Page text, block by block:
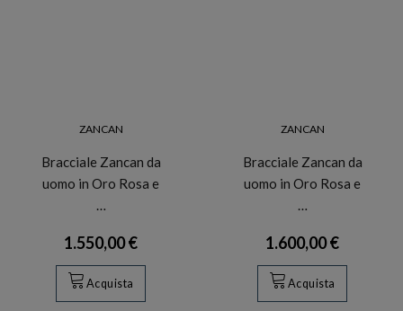
ZANCAN
Bracciale Zancan da
uomo in Oro Rosa e
…
1.550,00 €
Acquista
ZANCAN
Bracciale Zancan da
uomo in Oro Rosa e
…
1.600,00 €
Acquista